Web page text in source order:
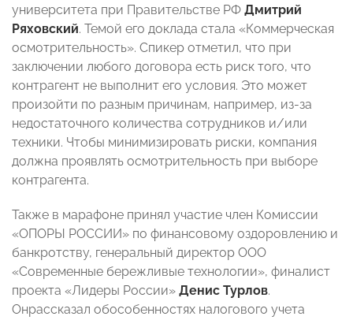
университета при Правительстве РФ Дмитрий
Ряховский. Темой его доклада стала «Коммерческая
осмотрительность». Спикер отметил, что при
заключении любого договора есть риск того, что
контрагент не выполнит его условия. Это может
произойти по разным причинам, например, из-за
недостаточного количества сотрудников и/или
техники. Чтобы минимизировать риски, компания
должна проявлять осмотрительность при выборе
контрагента.
Также в марафоне принял участие член Комиссии
«ОПОРЫ РОССИИ» по финансовому оздоровлению и
банкротству, генеральный директор ООО
«Современные бережливые технологии», финалист
проекта «Лидеры России» Денис Турлов.
Онрассказал обособенностях налогового учета